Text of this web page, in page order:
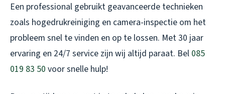
Een professional gebruikt geavanceerde technieken
zoals hogedrukreiniging en camera-inspectie om het
probleem snel te vinden en op te lossen. Met 30 jaar
ervaring en 24/7 service zijn wij altijd paraat. Bel 085
019 83 50 voor snelle hulp!